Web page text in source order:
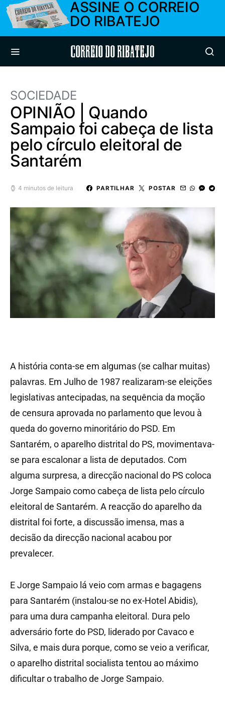
ASSINE O CORREIO
DO RIBATEJO
Correio do Ribatejo
SOCIEDADE
OPINIÃO | Quando
Sampaio foi cabeça de lista
pelo círculo eleitoral de
Santarém
4 minutos de leitura PARTILHAR POSTAR
A história conta-se em algumas (se calhar muitas)
palavras. Em Julho de 1987 realizaram-se eleições
legislativas antecipadas, na sequência da moção
de censura aprovada no parlamento que levou à
queda do governo minoritário do PSD. Em
Santarém, o aparelho distrital do PS, movimentava-
se para escalonar a lista de deputados. Com
alguma surpresa, a direcção nacional do PS coloca
Jorge Sampaio como cabeça de lista pelo círculo
eleitoral de Santarém. A reacção do aparelho da
distrital foi forte, a discussão imensa, mas a
decisão da direcção nacional acabou por
prevalecer.
E Jorge Sampaio lá veio com armas e bagagens
para Santarém (instalou-se no ex-Hotel Abidis),
para uma dura campanha eleitoral. Dura pelo
adversário forte do PSD, liderado por Cavaco e
Silva, e mais dura porque, como se veio a verificar,
o aparelho distrital socialista tentou ao máximo
dificultar o trabalho de Jorge Sampaio.